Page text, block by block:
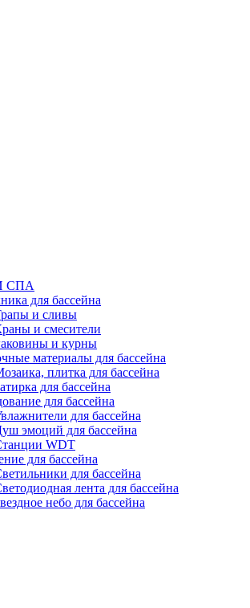
СПА
для бассейна
и сливы
и смесители
и курны
материалы для бассейна
плитка для бассейна
для бассейна
для бассейна
для бассейна
эмоций для бассейна
WDT
для бассейна
для бассейна
лента для бассейна
небо для бассейна